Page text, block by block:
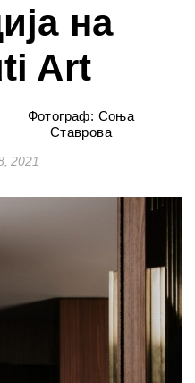
на
Art
Фотограф: Соња
Ставрова
2021